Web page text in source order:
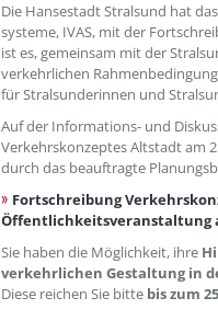
Die Hansestadt Stralsund hat
systeme, IVAS, mit der
ist es, gemeinsam mit der
verkehrlichen
für Stralsunderinnen und
Auf der Informations- und
Verkehrskonzeptes Altstadt am
durch das beauftragte
Fortschreibung
Öffentlichkeitsveranstaltung
Sie haben die Möglichkeit, ihre
verkehrlichen Gestaltung in
Diese reichen Sie bitte bis zum